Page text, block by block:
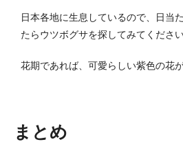
日本各地に生息しているので、日当
たらウツボグサを探してみてください
花期であれば、可愛らしい紫色の花
まとめ